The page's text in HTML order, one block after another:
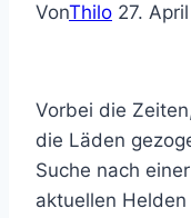
VonThilo 27.
Vorbei die
die Läden
Suche nach
aktuellen